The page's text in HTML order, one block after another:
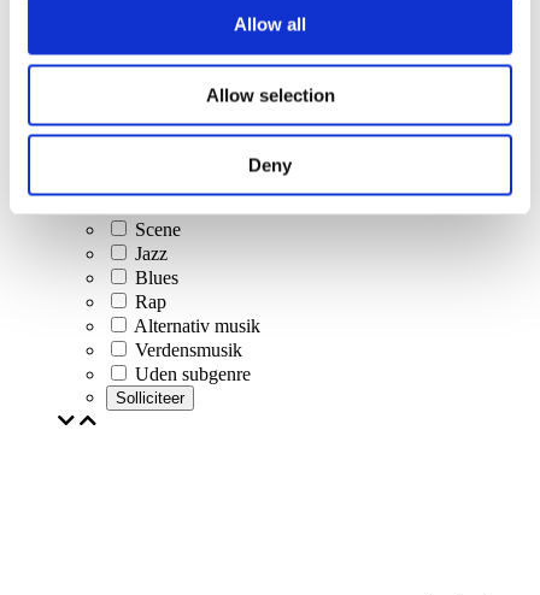
Allow all
Allow selection
Deny
Klassisk musik
Rockmusik
Jazz og Blues
Israelsk musik
Folklore
Vores særlige tilbud
Scene
Jazz
Blues
Rap
Alternativ musik
Verdensmusik
Uden subgenre
Solliciteer